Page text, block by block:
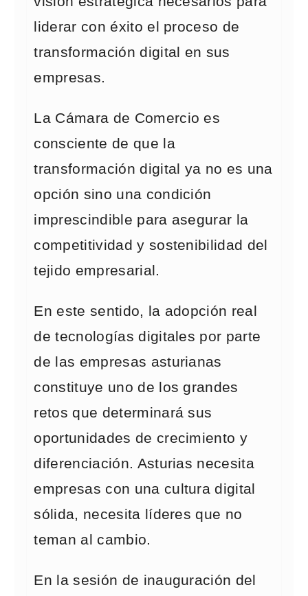
liderar con éxito el proceso de
transformación digital en sus
empresas.
La Cámara de Comercio es
consciente de que la
transformación digital ya no es una
opción sino una condición
imprescindible para asegurar la
competitividad y sostenibilidad del
tejido empresarial.
En este sentido, la adopción real
de tecnologías digitales por parte
de las empresas asturianas
constituye uno de los grandes
retos que determinará sus
oportunidades de crecimiento y
diferenciación. Asturias necesita
empresas con una cultura digital
sólida, necesita líderes que no
teman al cambio.
En la sesión de inauguración del